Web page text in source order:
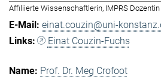
Affiliierte Wissenschaftlerin, IMPRS Dozentin
einat.couzin@uni-
Einat Couzin-Fuchs
Prof. Dr. Meg Crofoot